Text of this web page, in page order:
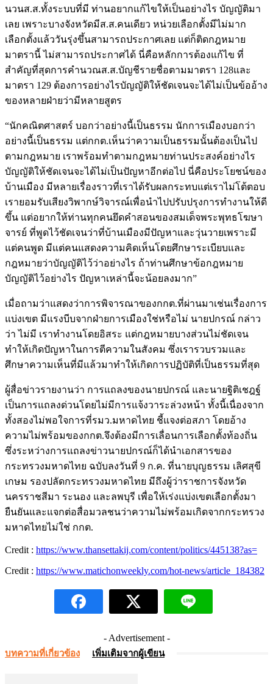
นวนส.ส.ทั้งระบบที่มี ท่านอยากแก้ไขให้เป็นอย่างไร บัญญัติมา
เลย เพราะบางจังหวัดมีส.ส.คนเดียว หน่วยเลือกตั้งมีไม่มาก
เลือกตั้งแล้ววันรุ่งขึ้นสามารถประกาศเลย แต่ก็ติดกฎหมาย
มาตรานี้ ไม่สามารถประกาศได้ นี่คือหลักการต้องแก้ไข ที่
สำคัญที่สุดการคำนวณส.ส.บัญชีรายชื่อตามมาตรา 128และ
มาตรา 129 ต้องการอย่างไรบัญญัติให้ชัดเจนจะได้ไม่เป็นข้ออ้าง
ของหลายฝ่ายว่ามีหลายสูตร
“นักคณิตศาสตร์ บอกว่าอย่างนี้เป็นธรรม นักการเมืองบอกว่า
อย่างนี้เป็นธรรม แต่กกต.เห็นว่าความเป็นธรรมนั้นต้องเป็นไป
ตามกฎหมาย เราพร้อมทำตามกฎหมายท่านประสงค์อย่างไร
บัญญัติให้ชัดเจนจะได้ไม่เป็นปัญหาอีกต่อไป นี่คือประโยชน์ของ
บ้านเมือง มีหลายเรื่องราวที่เราได้รับผลกระทบแต่เราไม่โต้ตอบ
เรายอมรับเสียงวิพากษ์วิจารณ์เพื่อนำไปปรับปรุงการทำงานให้ดี
ขึ้น แต่อยากให้ท่านทุกคนยึดคำสอนของสมเด็จพระพุทธโฆษา
จารย์ ที่พูดไว้ชัดเจนว่าที่บ้านเมืองมีปัญหาและวุ่นวายเพราะมี
แต่คนพูด มีแต่คนแสดงความคิดเห็นโดยศึกษาระเบียบและ
กฎหมายว่าบัญญัติไว้ว่าอย่างไร ถ้าท่านศึกษาข้อกฎหมาย
บัญญัติไว้อย่างไร ปัญหาเหล่านี้จะน้อยลงมาก”
เมื่อถามว่าแสดงว่าการพิจารณาของกกต.ที่ผ่านมาเช่นเรื่องการ
แบ่งเขต มีแรงบีบจากฝ่ายการเมืองใช่หรือไม่ นายปกรณ์ กล่าว
ว่า ไม่มี เราทำงานโดยอิสระ แต่กฎหมายบางส่วนไม่ชัดเจน
ทำให้เกิดปัญหาในการตีความในสังคม ซึ่งเรารวบรวมและ
ศึกษาความเห็นที่มีแล้วมาทำให้เกิดการปฏิบัติที่เป็นธรรมที่สุด
ผู้สื่อข่าวรายงานว่า การแถลงของนายปกรณ์ และนายฐิติเชฎฐ์
เป็นการแถลงด่วนโดยไม่มีการแจ้งวาระล่วงหน้า ทั้งนี้เนื่องจาก
ทั้งสองไม่พอใจการที่รมว.มหาดไทย ชี้แจงต่อสภา โดยอ้าง
ความไม่พร้อมของกกต.จึงต้องมีการเลื่อนการเลือกตั้งท้องถิ่น
ซึ่งระหว่างการแถลงข่าวนายปกรณ์ก็ได้นำเอกสารของ
กระทรวงมหาดไทย ฉบับลงวันที่ 9 ก.ค. ที่นายบุญธรรม เลิศสุขี
เกษม รองปลัดกระทรวงมหาดไทย มีถึงผู้ว่าราชการจังหวัด
นครราชสีมา ระนอง และลพบุรี เพื่อให้เร่งแบ่งเขตเลือกตั้งมา
ยืนยันและแจกต่อสื่อมวลชนว่าความไม่พร้อมเกิดจากกระทรวง
มหาดไทยไม่ใช่ กกต.
Credit : https://www.thansettakij.com/content/politics/445138?as=
Credit : https://www.matichonweekly.com/hot-news/article_184382
- Advertisement -
บทความที่เกี่ยวข้อง เพิ่มเติมจากผู้เขียน